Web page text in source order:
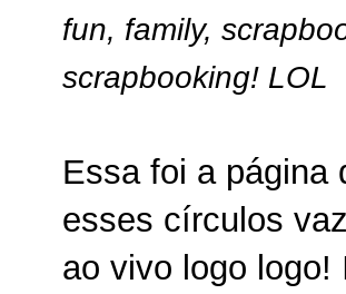
fun, family,
scrapbooking! LOL
Essa foi a página
esses círculos
ao vivo logo logo!